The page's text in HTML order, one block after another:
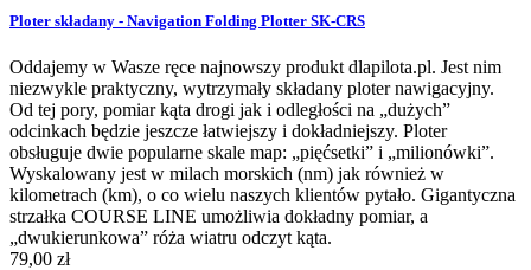
Ploter składany - Navigation Folding Plotter SK-CRS
Oddajemy w Wasze ręce najnowszy produkt dlapilota.pl. Jest nim
niezwykle praktyczny, wytrzymały składany ploter nawigacyjny.
Od tej pory, pomiar kąta drogi jak i odległości na „dużych”
odcinkach będzie jeszcze łatwiejszy i dokładniejszy. Ploter
obsługuje dwie popularne skale map: „pięćsetki” i „milionówki”.
Wyskalowany jest w milach morskich (nm) jak również w
kilometrach (km), o co wielu naszych klientów pytało. Gigantyczna
strzałka COURSE LINE umożliwia dokładny pomiar, a
„dwukierunkowa” róża wiatru odczyt kąta.
79,00 zł